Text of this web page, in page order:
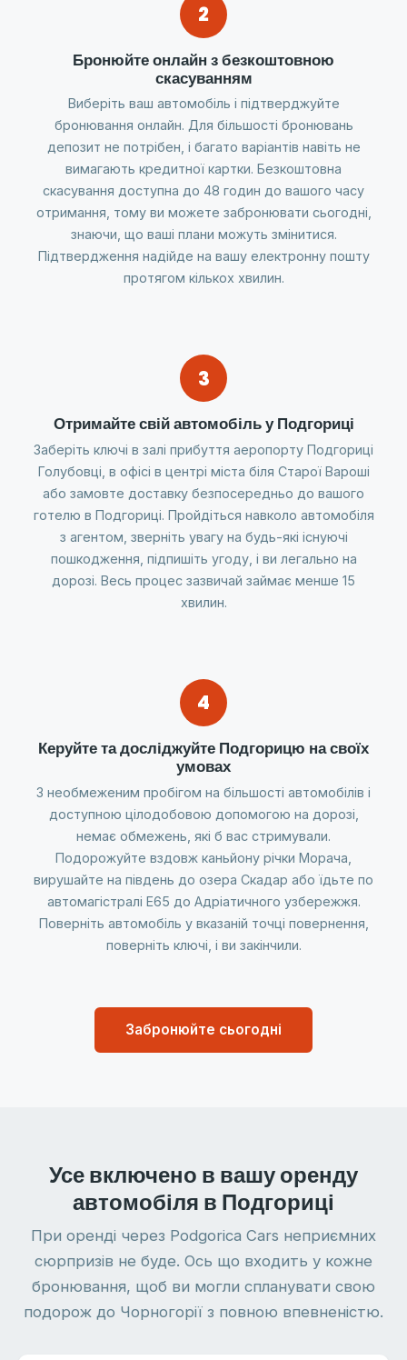
2
Бронюйте онлайн з безкоштовною
скасуванням
Виберіть ваш автомобіль і підтверджуйте
бронювання онлайн. Для більшості бронювань
депозит не потрібен, і багато варіантів навіть не
вимагають кредитної картки. Безкоштовна
скасування доступна до 48 годин до вашого часу
отримання, тому ви можете забронювати сьогодні,
знаючи, що ваші плани можуть змінитися.
Підтвердження надійде на вашу електронну пошту
протягом кількох хвилин.
3
Отримайте свій автомобіль у Подгориці
Заберіть ключі в залі прибуття аеропорту Подгориці
Голубовці, в офісі в центрі міста біля Старої Вароші
або замовте доставку безпосередньо до вашого
готелю в Подгориці. Пройдіться навколо автомобіля
з агентом, зверніть увагу на будь-які існуючі
пошкодження, підпишіть угоду, і ви легально на
дорозі. Весь процес зазвичай займає менше 15
хвилин.
4
Керуйте та досліджуйте Подгорицю на своїх
умовах
З необмеженим пробігом на більшості автомобілів і
доступною цілодобовою допомогою на дорозі,
немає обмежень, які б вас стримували.
Подорожуйте вздовж каньйону річки Морача,
вирушайте на південь до озера Скадар або їдьте по
автомагістралі E65 до Адріатичного узбережжя.
Поверніть автомобіль у вказаній точці повернення,
поверніть ключі, і ви закінчили.
Забронюйте сьогодні
Усе включено в вашу оренду
автомобіля в Подгориці
При оренді через Podgorica Cars неприємних
сюрпризів не буде. Ось що входить у кожне
бронювання, щоб ви могли спланувати свою
подорож до Чорногорії з повною впевненістю.